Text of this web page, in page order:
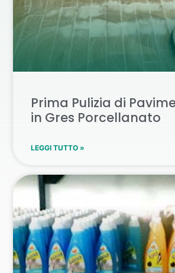
Prima Pulizia di
in Gres Porcellanato
LEGGI TUTTO »